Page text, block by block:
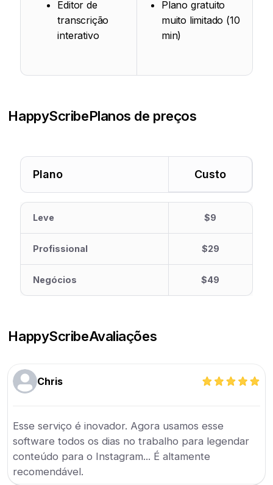
Editor de
transcrição
interativo
Plano gratuito
muito limitado (10
min)
HappyScribePlanos de preços
Plano Custo
Leve $9
Profissional $29
Negócios $49
HappyScribeAvaliações
Chris
Esse serviço é inovador. Agora usamos esse
software todos os dias no trabalho para legendar
conteúdo para o Instagram... É altamente
recomendável.